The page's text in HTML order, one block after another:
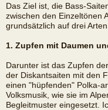
Das Ziel ist, die Bass-
zwischen den Einzeltönen
grundsätzlich auf drei
1. Zupfen mit Daumen
Darunter ist das Zupfen
der Diskantsaiten mit den
einen "hüpfenden" Polka-
Volksmusik, wie sie im
Begleitmuster eingesetzt.